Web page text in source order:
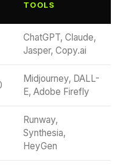
TOOLS
ChatGPT, Claude,
Jasper, Copy.ai
Midjourney, DALL-
E, Adobe Firefly
Runway,
Synthesia,
HeyGen